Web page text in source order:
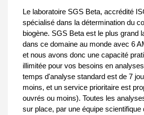
Le laboratoire SGS Beta, accrédité
spécialisé dans la détermination du
biogène. SGS Beta est le plus grand
dans ce domaine au monde avec 6
et nous avons donc une capacité
illimitée pour vos besoins en
temps d'analyse standard est de 7
moins, et un service prioritaire est
ouvrés ou moins). Toutes les
sur place, par une équipe scientifique